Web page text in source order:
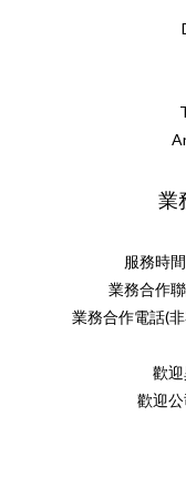
業
服務時
業務合作
業務合作電話(
歡
歡迎